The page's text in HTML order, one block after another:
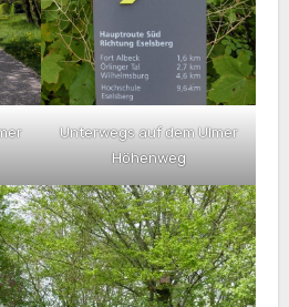
Unterwegs auf dem Ulmer
Höhenweg